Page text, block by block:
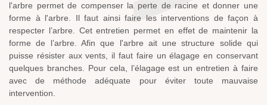
l'arbre permet de compenser la perte de racine et donner une
forme à l'arbre. Il faut ainsi faire les interventions de façon à
respecter l’arbre. Cet entretien permet en effet de maintenir la
forme de l’arbre. Afin que l'arbre ait une structure solide qui
puisse résister aux vents, il faut faire un élagage en conservant
quelques branches. Pour cela, l’élagage est un entretien à faire
avec de méthode adéquate pour éviter toute mauvaise
intervention.